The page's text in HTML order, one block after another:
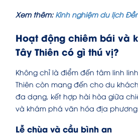
Xem thêm: Kinh nghiệm du lịch
Hoạt động chiêm bái và
Tây Thiên có gì thú vị?
Không chỉ là điểm đến tâm linh
Thiên còn mang đến cho du
đa dạng, kết hợp hài hòa giữa
và khám phá văn hóa địa
Lễ chùa và cầu bình an